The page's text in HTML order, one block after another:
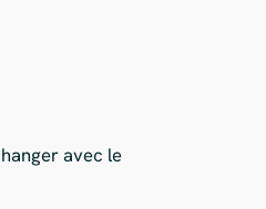
avec le